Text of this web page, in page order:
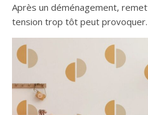
Après un déménagement,
tension trop tôt peut